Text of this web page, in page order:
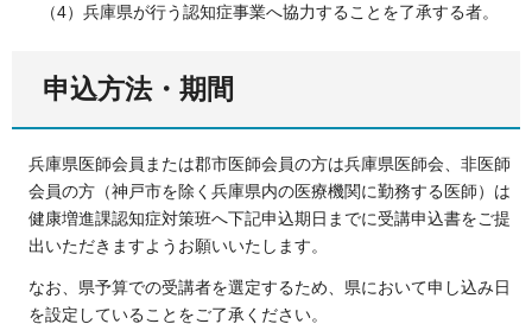
（4）兵庫県が行う認知症事業へ協力することを了承する者。
申込方法・期間
兵庫県医師会員または郡市医師会員の方は兵庫県医師会、非医師
会員の方（神戸市を除く兵庫県内の医療機関に勤務する医師）は
健康増進課認知症対策班へ下記申込期日までに受講申込書をご提
出いただきますようお願いいたします。
なお、県予算での受講者を選定するため、県において申し込み日
を設定していることをご了承ください。